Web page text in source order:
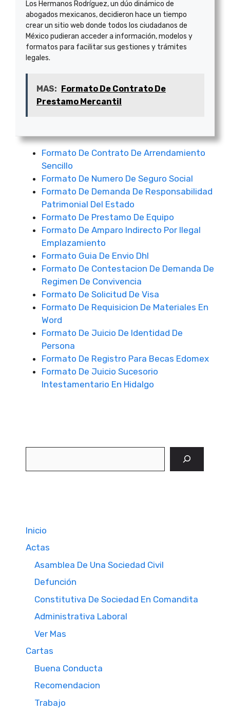
Los Hermanos Rodríguez, un dúo dinámico de
abogados mexicanos, decidieron hace un tiempo
crear un sitio web donde todos los ciudadanos de
México pudieran acceder a información, modelos y
formatos para facilitar sus gestiones y trámites
legales.
MAS: Formato De Contrato De
Prestamo Mercantil
Formato De Contrato De Arrendamiento
Sencillo
Formato De Numero De Seguro Social
Formato De Demanda De Responsabilidad
Patrimonial Del Estado
Formato De Prestamo De Equipo
Formato De Amparo Indirecto Por Ilegal
Emplazamiento
Formato Guia De Envio Dhl
Formato De Contestacion De Demanda De
Regimen De Convivencia
Formato De Solicitud De Visa
Formato De Requisicion De Materiales En
Word
Formato De Juicio De Identidad De
Persona
Formato De Registro Para Becas Edomex
Formato De Juicio Sucesorio
Intestamentario En Hidalgo
Inicio
Actas
Asamblea De Una Sociedad Civil
Defunción
Constitutiva De Sociedad En Comandita
Administrativa Laboral
Ver Mas
Cartas
Buena Conducta
Recomendacion
Trabajo